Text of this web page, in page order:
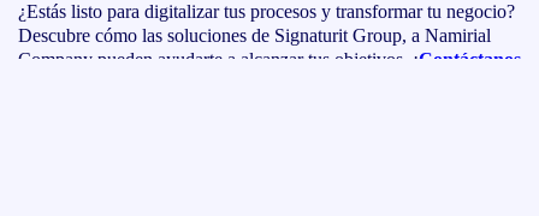
¿Estás listo para digitalizar tus procesos y transformar tu negocio?
Descubre cómo las soluciones de Signaturit Group, a Namirial
Company pueden ayudarte a alcanzar tus objetivos. ¡Contáctanos